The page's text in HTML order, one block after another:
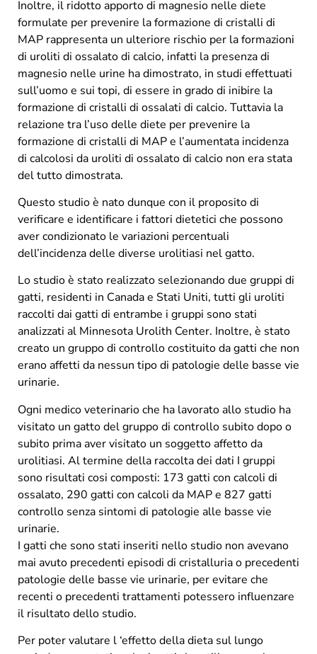
Inoltre, il ridotto apporto di magnesio nelle diete
formulate per prevenire la formazione di cristalli di
MAP rappresenta un ulteriore rischio per la formazioni
di uroliti di ossalato di calcio, infatti la presenza di
magnesio nelle urine ha dimostrato, in studi effettuati
sull’uomo e sui topi, di essere in grado di inibire la
formazione di cristalli di ossalati di calcio. Tuttavia la
relazione tra l’uso delle diete per prevenire la
formazione di cristalli di MAP e l’aumentata incidenza
di calcolosi da uroliti di ossalato di calcio non era stata
del tutto dimostrata.
Questo studio è nato dunque con il proposito di
verificare e identificare i fattori dietetici che possono
aver condizionato le variazioni percentuali
dell’incidenza delle diverse urolitiasi nel gatto.
Lo studio è stato realizzato selezionando due gruppi di
gatti, residenti in Canada e Stati Uniti, tutti gli uroliti
raccolti dai gatti di entrambe i gruppi sono stati
analizzati al Minnesota Urolith Center. Inoltre, è stato
creato un gruppo di controllo costituito da gatti che non
erano affetti da nessun tipo di patologie delle basse vie
urinarie.
Ogni medico veterinario che ha lavorato allo studio ha
visitato un gatto del gruppo di controllo subito dopo o
subito prima aver visitato un soggetto affetto da
urolitiasi. Al termine della raccolta dei dati I gruppi
sono risultati cosi composti: 173 gatti con calcoli di
ossalato, 290 gatti con calcoli da MAP e 827 gatti
controllo senza sintomi di patologie alle basse vie
urinarie.
I gatti che sono stati inseriti nello studio non avevano
mai avuto precedenti episodi di cristalluria o precedenti
patologie delle basse vie urinarie, per evitare che
recenti o precedenti trattamenti potessero influenzare
il risultato dello studio.
Per poter valutare l ‘effetto della dieta sul lungo